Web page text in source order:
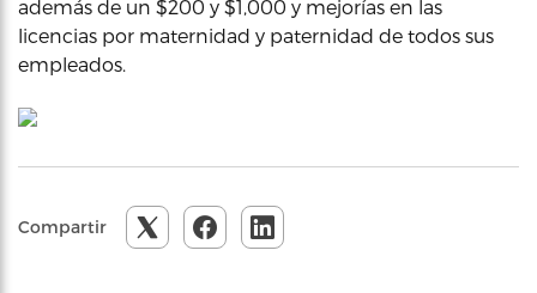
además de un $200 y $1,000 y mejorías en las
licencias por maternidad y paternidad de todos sus
empleados.
Compartir